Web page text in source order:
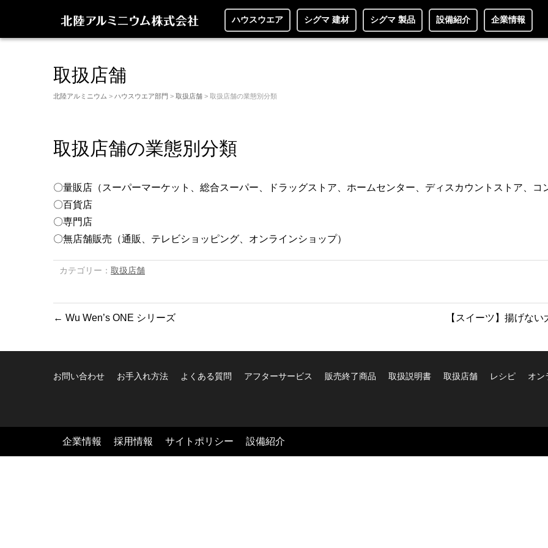
ハウスウエア シグマ 建材 シグマ 製品 設備紹介 企業情報
取扱店舗
北陸アルミニウム > ハウスウエア部門 > 取扱店舗 > 取扱店舗の業態別分類
取扱店舗の業態別分類
〇量販店（スーパーマーケット、総合スーパー、ドラッグストア、ホームセンター、ディスカウントストア、コ
〇百貨店
〇専門店
〇無店舗販売（通販、テレビショッピング、オンラインショップ）
カテゴリー： 取扱店舗
← Wu Wen’s ONE シリーズ 【スイーツ】揚げな
お問い合わせ お手入れ方法 よくある質問 アフターサービス 販売終了商品 取扱説明書 取扱店舗 レシピ オン
企業情報 採用情報 サイトポリシー 設備紹介